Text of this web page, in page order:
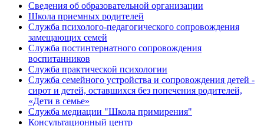
Сведения об образовательной организации
Школа приемных родителей
Служба психолого-педагогического сопровождения
замещающих семей
Cлужба постинтернатного сопровождения
воспитанников
Служба практической психологии
Служба семейного устройства и сопровождения детей -
сирот и детей, оставшихся без попечения родителей,
«Дети в семье»
Служба медиации "Школа примирения"
Консультационный центр